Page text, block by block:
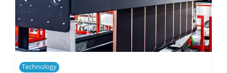
Technology